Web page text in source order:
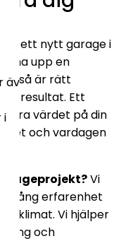
även
i
ett nytt garage i
upp en
, så är rätt
resultat. Ett
värdet på din
och vardagen
Vi
lång erfarenhet
klimat. Vi hjälper
och